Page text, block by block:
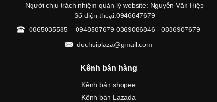
Người chịu trách nhiệm quản lý website: Nguyễn Văn Hiệp
Số điện thoại:0946647679
0865035585 – 0948587679 0369086846 - 0886907679
dochoiplaza@gmail.com
Kênh bán hàng
Kênh bán shopee
Kênh bán Lazada